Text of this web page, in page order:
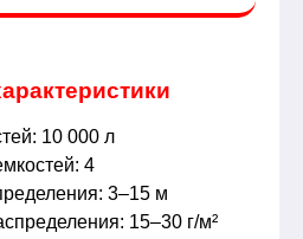
10 000 л
4
3–15 м
15–30 г/м²